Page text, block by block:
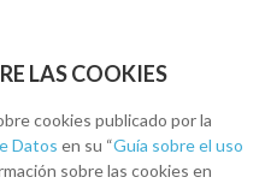
LAS COOKIES
cookies publicado por la
Datos en su “Guía sobre el uso
sobre las cookies en